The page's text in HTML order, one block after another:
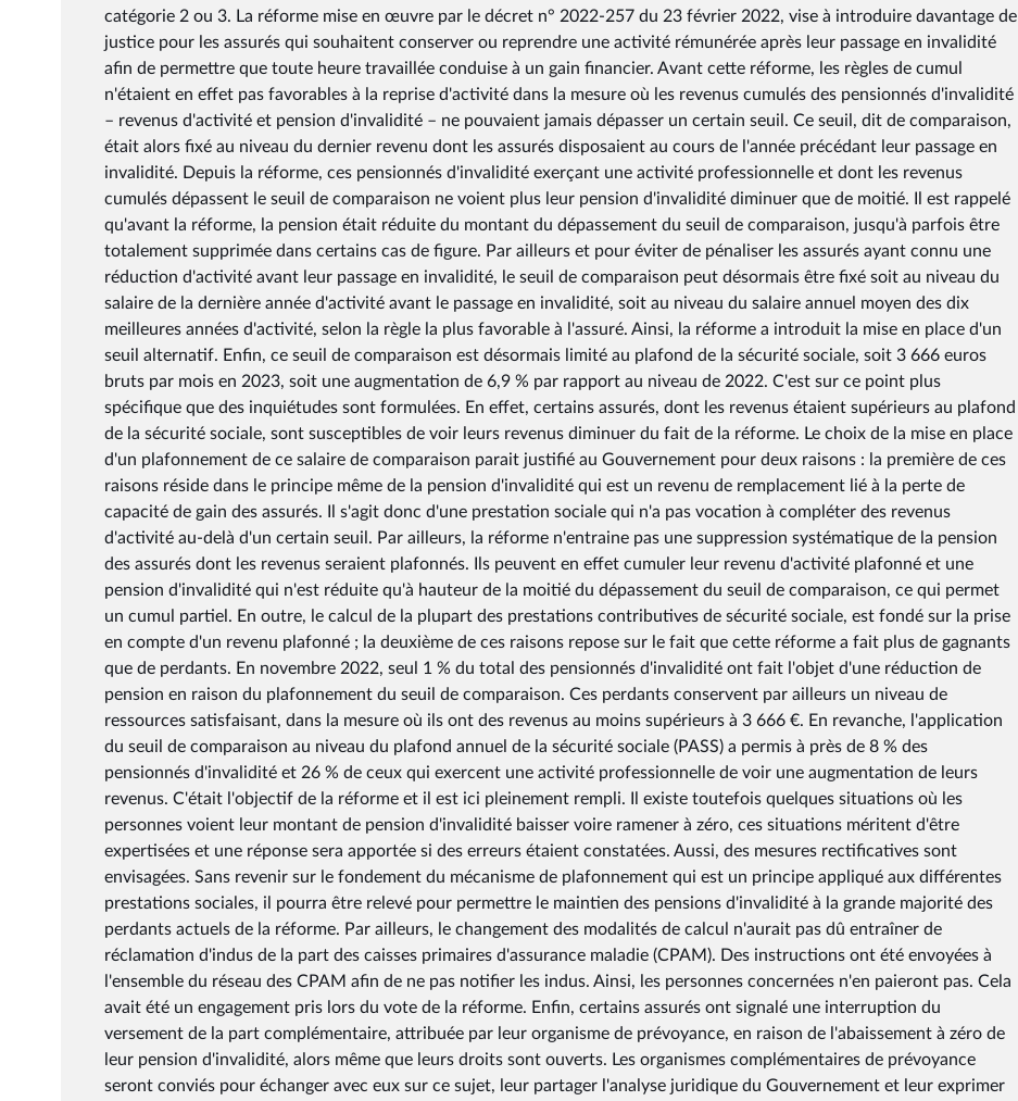
catégorie 2 ou 3. La réforme mise en œuvre par le décret n° 2022-257 du 23 février 2022, vise à introduire davantage de
justice pour les assurés qui souhaitent conserver ou reprendre une activité rémunérée après leur passage en invalidité
afin de permettre que toute heure travaillée conduise à un gain financier. Avant cette réforme, les règles de cumul
n'étaient en effet pas favorables à la reprise d'activité dans la mesure où les revenus cumulés des pensionnés d'invalidité
– revenus d'activité et pension d'invalidité – ne pouvaient jamais dépasser un certain seuil. Ce seuil, dit de comparaison,
était alors fixé au niveau du dernier revenu dont les assurés disposaient au cours de l'année précédant leur passage en
invalidité. Depuis la réforme, ces pensionnés d'invalidité exerçant une activité professionnelle et dont les revenus
cumulés dépassent le seuil de comparaison ne voient plus leur pension d'invalidité diminuer que de moitié. Il est rappelé
qu'avant la réforme, la pension était réduite du montant du dépassement du seuil de comparaison, jusqu'à parfois être
totalement supprimée dans certains cas de figure. Par ailleurs et pour éviter de pénaliser les assurés ayant connu une
réduction d'activité avant leur passage en invalidité, le seuil de comparaison peut désormais être fixé soit au niveau du
salaire de la dernière année d'activité avant le passage en invalidité, soit au niveau du salaire annuel moyen des dix
meilleures années d'activité, selon la règle la plus favorable à l'assuré. Ainsi, la réforme a introduit la mise en place d'un
seuil alternatif. Enfin, ce seuil de comparaison est désormais limité au plafond de la sécurité sociale, soit 3 666 euros
bruts par mois en 2023, soit une augmentation de 6,9 % par rapport au niveau de 2022. C'est sur ce point plus
spécifique que des inquiétudes sont formulées. En effet, certains assurés, dont les revenus étaient supérieurs au plafond
de la sécurité sociale, sont susceptibles de voir leurs revenus diminuer du fait de la réforme. Le choix de la mise en place
d'un plafonnement de ce salaire de comparaison parait justifié au Gouvernement pour deux raisons : la première de ces
raisons réside dans le principe même de la pension d'invalidité qui est un revenu de remplacement lié à la perte de
capacité de gain des assurés. Il s'agit donc d'une prestation sociale qui n'a pas vocation à compléter des revenus
d'activité au-delà d'un certain seuil. Par ailleurs, la réforme n'entraine pas une suppression systématique de la pension
des assurés dont les revenus seraient plafonnés. Ils peuvent en effet cumuler leur revenu d'activité plafonné et une
pension d'invalidité qui n'est réduite qu'à hauteur de la moitié du dépassement du seuil de comparaison, ce qui permet
un cumul partiel. En outre, le calcul de la plupart des prestations contributives de sécurité sociale, est fondé sur la prise
en compte d'un revenu plafonné ; la deuxième de ces raisons repose sur le fait que cette réforme a fait plus de gagnants
que de perdants. En novembre 2022, seul 1 % du total des pensionnés d'invalidité ont fait l'objet d'une réduction de
pension en raison du plafonnement du seuil de comparaison. Ces perdants conservent par ailleurs un niveau de
ressources satisfaisant, dans la mesure où ils ont des revenus au moins supérieurs à 3 666 €. En revanche, l'application
du seuil de comparaison au niveau du plafond annuel de la sécurité sociale (PASS) a permis à près de 8 % des
pensionnés d'invalidité et 26 % de ceux qui exercent une activité professionnelle de voir une augmentation de leurs
revenus. C'était l'objectif de la réforme et il est ici pleinement rempli. Il existe toutefois quelques situations où les
personnes voient leur montant de pension d'invalidité baisser voire ramener à zéro, ces situations méritent d'être
expertisées et une réponse sera apportée si des erreurs étaient constatées. Aussi, des mesures rectificatives sont
envisagées. Sans revenir sur le fondement du mécanisme de plafonnement qui est un principe appliqué aux différentes
prestations sociales, il pourra être relevé pour permettre le maintien des pensions d'invalidité à la grande majorité des
perdants actuels de la réforme. Par ailleurs, le changement des modalités de calcul n'aurait pas dû entraîner de
réclamation d'indus de la part des caisses primaires d'assurance maladie (CPAM). Des instructions ont été envoyées à
l'ensemble du réseau des CPAM afin de ne pas notifier les indus. Ainsi, les personnes concernées n'en paieront pas. Cela
avait été un engagement pris lors du vote de la réforme. Enfin, certains assurés ont signalé une interruption du
versement de la part complémentaire, attribuée par leur organisme de prévoyance, en raison de l'abaissement à zéro de
leur pension d'invalidité, alors même que leurs droits sont ouverts. Les organismes complémentaires de prévoyance
seront conviés pour échanger avec eux sur ce sujet, leur partager l'analyse juridique du Gouvernement et leur exprimer